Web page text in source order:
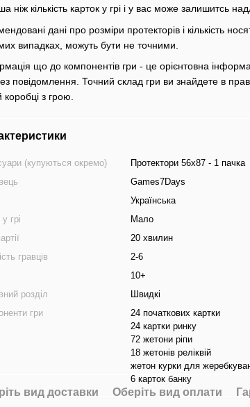
ніж кількість карток у грі і у вас може залишитсь
дані про розміри протекторів і кількість
випадках, можуть бути не точними.
що до компонентів гри - це орієнтовна
повідомлення. Точний склад гри ви знайдете в
коробці з грою.
(купуються окремо)
Протектори 56х87 - 1 пачка
Games7Days
Українська
грі
Мало
20 хвилин
гравців
2-6
10+
розділ
Швидкі
гри
24 початкових картки
24 картки ринку
72 жетони ріпи
18 жетонів реліквій
жетон курки для
6 карток банку
вид доставки Оберіть вид оплати